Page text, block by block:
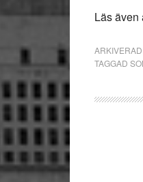
Läs även
TAGGAD